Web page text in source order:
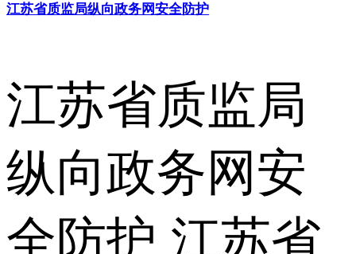
江苏省质监局纵向政务网安全防护
江苏省质监局
纵向政务网安
全防护 江苏省